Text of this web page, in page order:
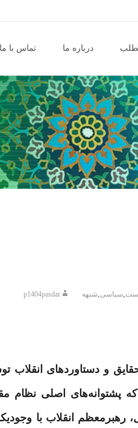
درباره ما تماس با ما
,سیاسی,شبهه p1404pasdar
و دستاوردهای انقلاب
پشتوانه‌های اصلی نظام
انقلاب با